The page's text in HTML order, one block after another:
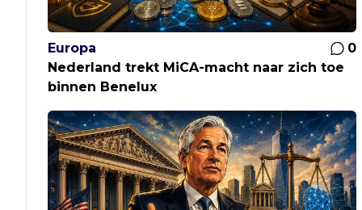
Europa
0
Nederland trekt MiCA-macht naar zich toe
binnen Benelux